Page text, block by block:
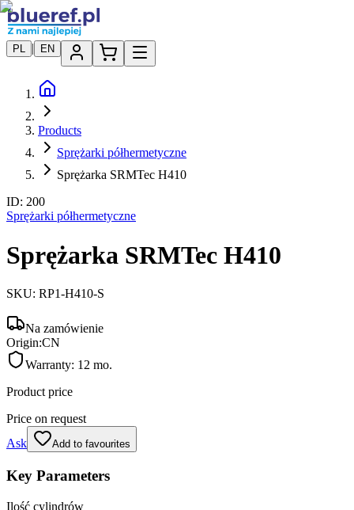
PL | EN
Products
Sprężarki półhermetyczne
Sprężarka SRMTec H410
ID: 200
Sprężarki półhermetyczne
Sprężarka SRMTec H410
SKU: RP1-H410-S
Na zamówienie
Origin:CN
Warranty: 12 mo.
Product price
Price on request
Ask
Add to favourites
Key Parameters
Ilość cylindrów